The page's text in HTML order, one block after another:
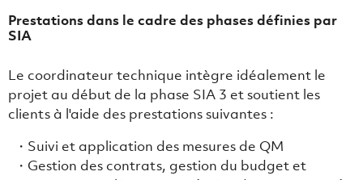
Prestations dans le cadre des phases définies par
SIA
Le coordinateur technique intègre idéalement le
projet au début de la phase SIA 3 et soutient les
clients à l'aide des prestations suivantes :
Suivi et application des mesures de QM
Gestion des contrats, gestion du budget et